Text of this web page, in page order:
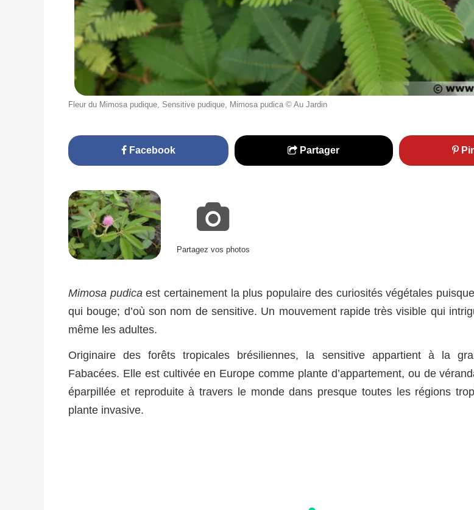
Fleur du Mimosa pudique, Sensitive pudique, Mimosa pudica © Au Jardin
Facebook Partager
Partagez vos photos
Mimosa pudica est certainement la plus populaire des curiosités végétales
qui bouge; d’où son nom de sensitive. Un mouvement rapide très visible qui
même les adultes.
Originaire des forêts tropicales brésiliennes, la sensitive appartient à la
Fabacées. Elle est cultivée en Europe comme plante d’appartement, ou de
éparpillée et reproduite à travers le monde dans presque toutes les régions
plante invasive.